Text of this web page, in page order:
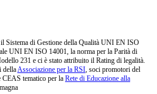
il Sistema di Gestione della Qualità UNI EN ISO
UNI EN ISO 14001, la norma per la Parità di
231 e ci è stato attribuito il Rating di legalità.
dellaAssociazione per la RSI, soci promotori del
CEAS tematico per la Rete di Educazione alla